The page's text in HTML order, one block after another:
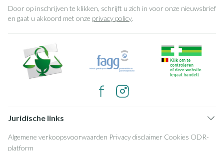
Door op inschrijven te klikken, schrijft u zich in voor onze nieuwsbrief
en gaat u akkoord met onze privacy policy.
Juridische links
Algemene verkoopsvoorwaarden Privacy disclaimer Cookies ODR-
platform